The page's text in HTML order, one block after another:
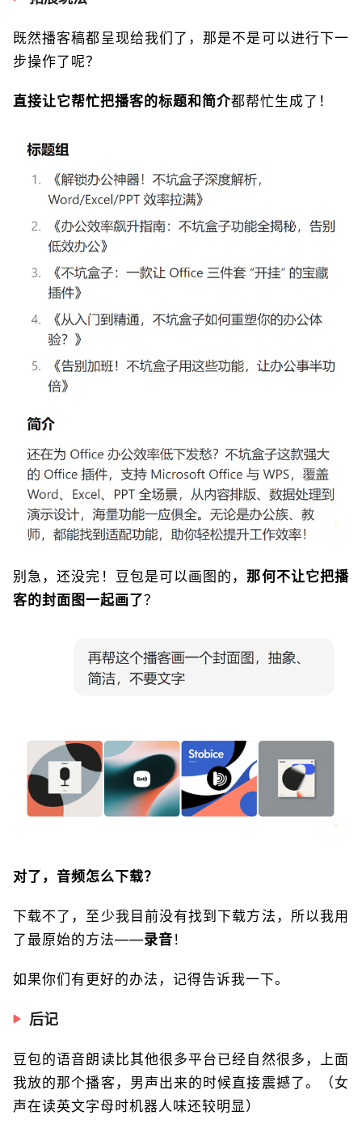
既然播客稿都呈现给我们了，那是不是可以进行下一
步操作了呢？
直接让它帮忙把播客的标题和简介都帮忙生成了！
别急，还没完！豆包是可以画图的， 那何不让它把播
客的封面图一起画了？
对了，音频怎么下载？
下载不了，至少我目前没有找到下载方法，所以我用
了最原始的方法——录音 ！
如果你们有更好的办法，记得告诉我一下。
后记
豆包的语音朗读比其他很多平台已经自然很多，上面
我放的那个播客，男声出来的时候直接震撼了。（女
声在读英文字母时机器人味还较明显）